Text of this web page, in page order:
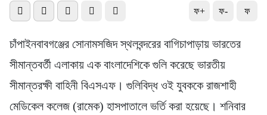
ফ+ ফ- ফ
চাঁপাইনবাবগঞ্জের সোনামসজিদ স্থলবন্দরের বাগিচাপাড়ায় ভারতের
সীমান্তবর্তী এলাকায় এক বাংলাদেশিকে গুলি করেছে ভারতীয়
সীমান্তরক্ষী বাহিনী বিএসএফ। গুলিবিদ্ধ ওই যুবককে রাজশাহী
মেডিকেল কলেজ (রামেক) হাসপাতালে ভর্তি করা হয়েছে। শনিবার